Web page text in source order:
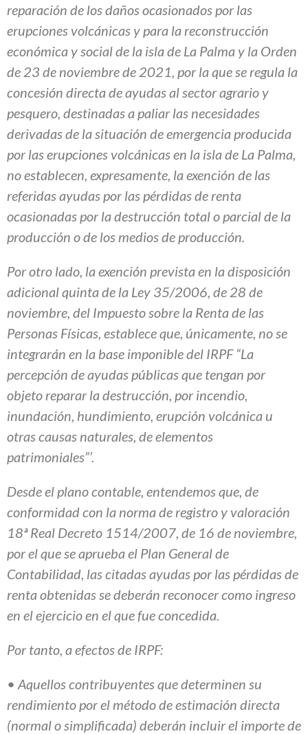
reparación de los daños ocasionados por las
erupciones volcánicas y para la reconstrucción
económica y social de la isla de La Palma y la Orden
de 23 de noviembre de 2021, por la que se regula la
concesión directa de ayudas al sector agrario y
pesquero, destinadas a paliar las necesidades
derivadas de la situación de emergencia producida
por las erupciones volcánicas en la isla de La Palma,
no establecen, expresamente, la exención de las
referidas ayudas por las pérdidas de renta
ocasionadas por la destrucción total o parcial de la
producción o de los medios de producción.
Por otro lado, la exención prevista en la disposición
adicional quinta de la Ley 35/2006, de 28 de
noviembre, del Impuesto sobre la Renta de las
Personas Físicas, establece que, únicamente, no se
integrarán en la base imponible del IRPF “La
percepción de ayudas públicas que tengan por
objeto reparar la destrucción, por incendio,
inundación, hundimiento, erupción volcánica u
otras causas naturales, de elementos
patrimoniales”’.
Desde el plano contable, entendemos que, de
conformidad con la norma de registro y valoración
18ª Real Decreto 1514/2007, de 16 de noviembre,
por el que se aprueba el Plan General de
Contabilidad, las citadas ayudas por las pérdidas de
renta obtenidas se deberán reconocer como ingreso
en el ejercicio en el que fue concedida.
Por tanto, a efectos de IRPF:
• Aquellos contribuyentes que determinen su
rendimiento por el método de estimación directa
(normal o simplificada) deberán incluir el importe de